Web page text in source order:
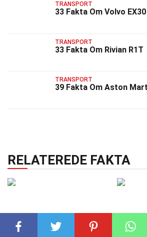
TRANSPORT
33 Fakta Om Volvo EX30
TRANSPORT
33 Fakta Om Rivian R1T
TRANSPORT
39 Fakta Om Aston
RELATEREDE FAKTA